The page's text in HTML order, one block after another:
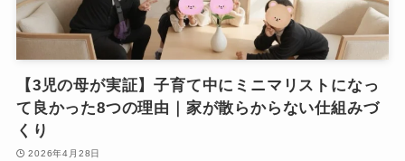
【3児の母が実証】子育て中にミニマリストになっ
て良かった8つの理由｜家が散らからない仕組みづ
くり
2026年4月28日